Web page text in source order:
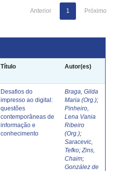
Anterior 1 Próximo
Título Autor(es)
Desafios do
impresso ao digital:
questões
contemporâneas de
informação e
conhecimento
Braga, Gilda
Maria (Org.);
Pinheiro,
Lena Vania
Ribeiro
(Org.);
Saracevic,
Tefko; Zins,
Chaim;
González de